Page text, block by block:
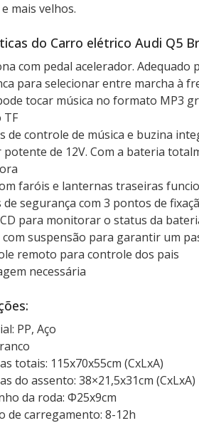
mais velhos.
do Carro elétrico Audi Q5
com pedal acelerador. Adequado
para selecionar entre marcha à
tocar música no formato MP3
TF
de controle de música e buzina
de 12V. Com a bateria
faróis e lanternas traseiras
de segurança com 3 pontos de
para monitorar o status da
com suspensão para garantir um
remoto para controle dos pais
necessária
PP, Aço
totais: 115x70x55cm (CxLxA)
do assento: 38×21,5x31cm (CxLxA)
da roda: Ф25x9cm
de carregamento: 8-12h